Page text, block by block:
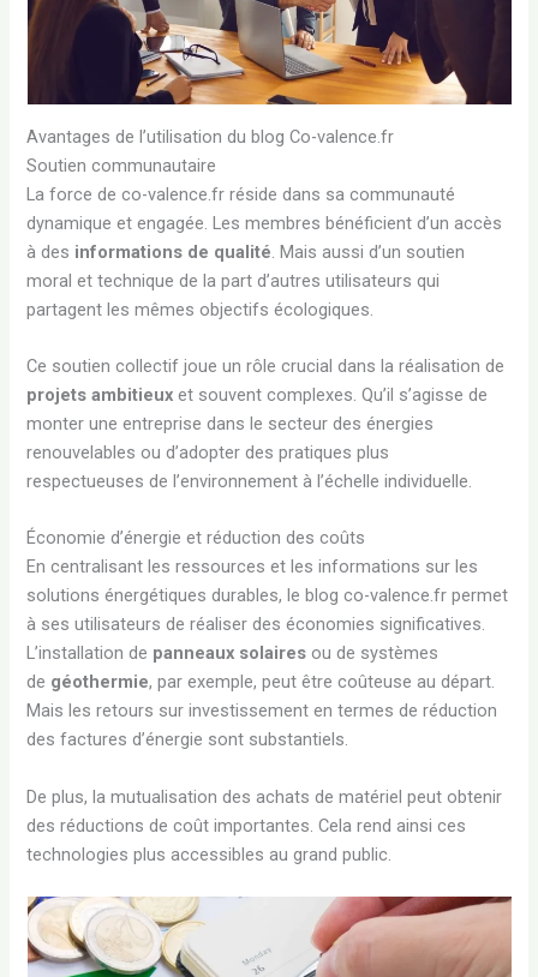
Avantages de l’utilisation du blog Co-valence.fr
Soutien communautaire
La force de co-valence.fr réside dans sa communauté
dynamique et engagée. Les membres bénéficient d’un accès
à des informations de qualité. Mais aussi d’un soutien
moral et technique de la part d’autres utilisateurs qui
partagent les mêmes objectifs écologiques.
Ce soutien collectif joue un rôle crucial dans la réalisation de
projets ambitieux et souvent complexes. Qu’il s’agisse de
monter une entreprise dans le secteur des énergies
renouvelables ou d’adopter des pratiques plus
respectueuses de l’environnement à l’échelle individuelle.
Économie d’énergie et réduction des coûts
En centralisant les ressources et les informations sur les
solutions énergétiques durables, le blog co-valence.fr permet
à ses utilisateurs de réaliser des économies significatives.
L’installation de panneaux solaires ou de systèmes
de géothermie, par exemple, peut être coûteuse au départ.
Mais les retours sur investissement en termes de réduction
des factures d’énergie sont substantiels.
De plus, la mutualisation des achats de matériel peut obtenir
des réductions de coût importantes. Cela rend ainsi ces
technologies plus accessibles au grand public.